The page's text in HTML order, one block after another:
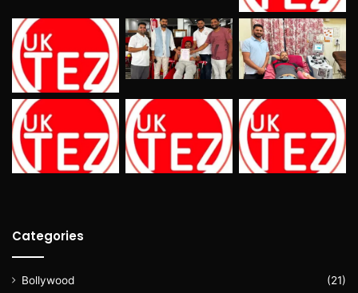
Categories
Bollywood
(21)